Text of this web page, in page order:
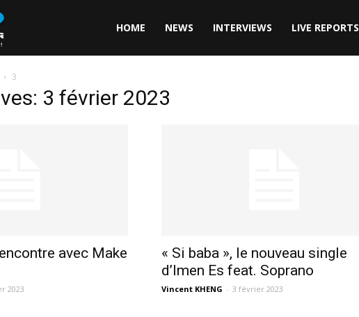
HOME NEWS INTERVIEWS LIVE REPORTS
3
3 février 2023
avec Make
2023
« Si baba », le nouveau single
d’Imen Es feat. Soprano
Vincent KHENG - 3 février 2023